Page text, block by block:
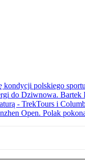
kondycji polskiego
do Dziwnowa. Bartek
- TrekTours i
Open. Polak